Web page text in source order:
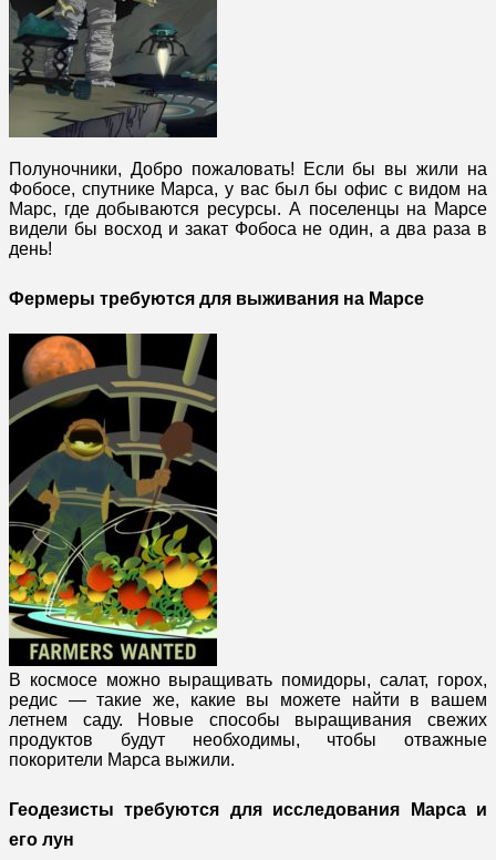
Полуночники, Добро пожаловать! Если бы вы жили на
Фобосе, спутнике Марса, у вас был бы офис с видом на
Марс, где добываются ресурсы. А поселенцы на Марсе
видели бы восход и закат Фобоса не один, а два раза в
день!
Фермеры требуются для выживания на Марсе
В космосе можно выращивать помидоры, салат, горох,
редис — такие же, какие вы можете найти в вашем
летнем саду. Новые способы выращивания свежих
продуктов будут необходимы, чтобы отважные
покорители Марса выжили.
Геодезисты требуются для исследования Марса и
его лун